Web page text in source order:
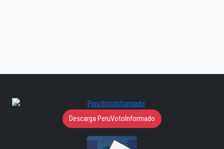
Descarga PeruVotoInformado